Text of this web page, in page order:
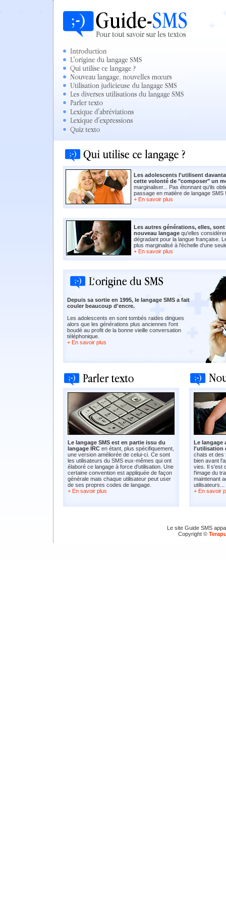
Les adolescents l'utilisent
cette volonté de "composer" un
marginaliser... Pas étonnant qu'ils
passage en matière de langage SMS
+ En savoir plus
Les autres générations, elles,
nouveau langage qu'elles
dégradant pour la langue française.
plus marginalisé à l'échelle d'une
+ En savoir plus
Depuis sa sortie en 1995, le langage SMS a fait
couler beaucoup d'encre.
Les adolescents en sont tombés raides dingues
alors que les générations plus anciennes l'ont
boudé au profit de la bonne vieille conversation
téléphonique.
+ En savoir plus
Le langage SMS est en partie issu du
langage IRC en étant, plus spécifiquement,
une version améliorée de celui-ci. Ce sont
les utilisateurs du SMS eux-mêmes qui ont
élaboré ce langage à force d'utilisation. Une
certaine convention est appliquée de façon
générale mais chaque utilisateur peut user
de ses propres codes de langage.
+ En savoir plus
Le langage
l'utilisation
chats et des
bien avant
vies. Il s'est
l'image du
maintenant
utilisateurs...
+ En savoir
Le site Guide SMS
Copyright ©